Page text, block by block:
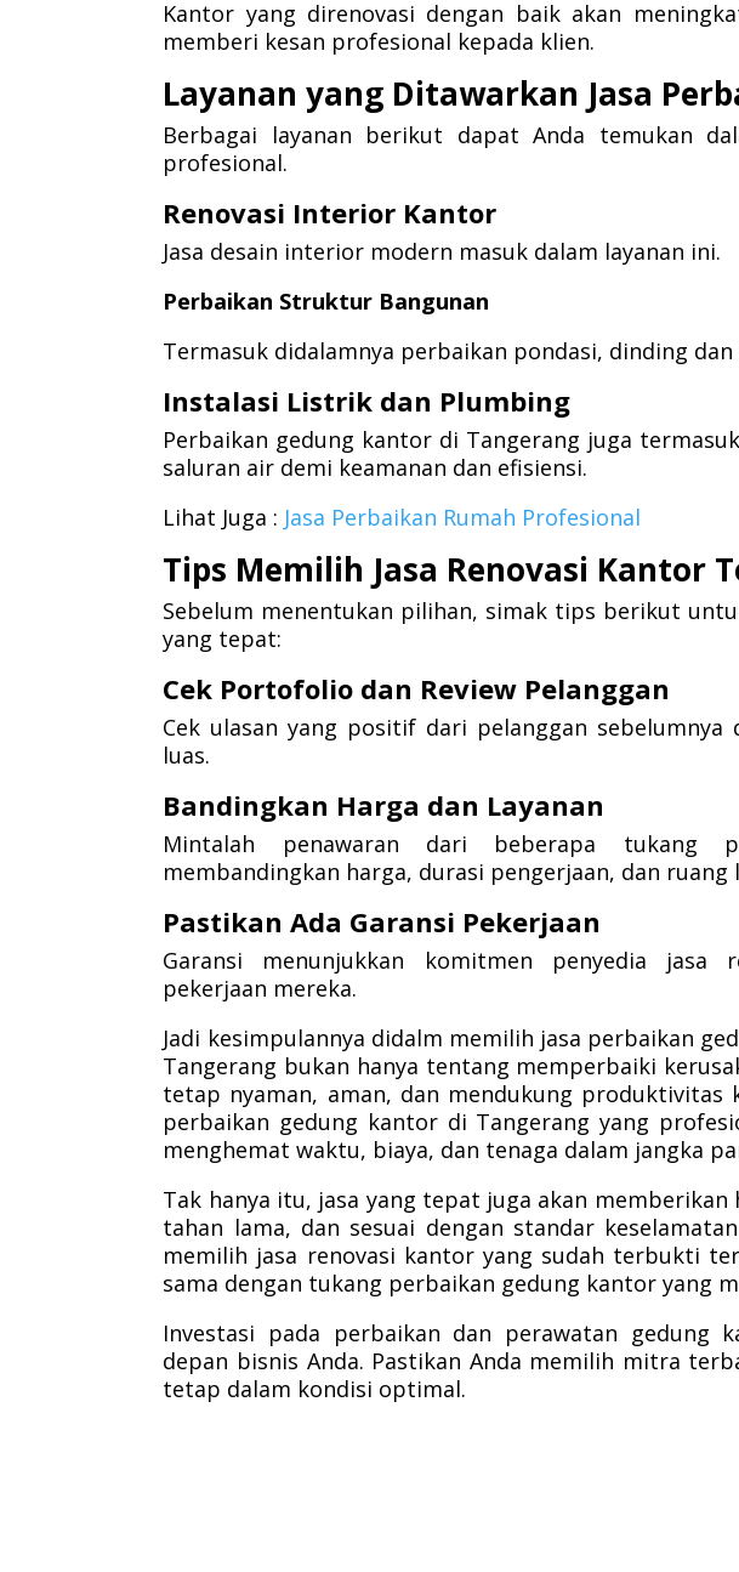
Kantor yang direnovasi dengan baik akan
memberi kesan profesional kepada klien.
Layanan yang Ditawarkan Jasa
Berbagai layanan berikut dapat Anda temukan
profesional.
Renovasi Interior Kantor
Jasa desain interior modern masuk dalam layanan ini.
Perbaikan Struktur Bangunan
Termasuk didalamnya perbaikan pondasi, dinding
Instalasi Listrik dan Plumbing
Perbaikan gedung kantor di Tangerang juga
saluran air demi keamanan dan efisiensi.
Lihat Juga : Jasa Perbaikan Rumah Profesional
Tips Memilih Jasa Renovasi Kantor
Sebelum menentukan pilihan, simak tips berikut
yang tepat:
Cek Portofolio dan Review Pelanggan
Cek ulasan yang positif dari pelanggan
luas.
Bandingkan Harga dan Layanan
Mintalah penawaran dari beberapa tukang
membandingkan harga, durasi pengerjaan, dan ruang
Pastikan Ada Garansi Pekerjaan
Garansi menunjukkan komitmen penyedia jasa
pekerjaan mereka.
Jadi kesimpulannya didalm memilih jasa perbaikan
Tangerang bukan hanya tentang memperbaiki
tetap nyaman, aman, dan mendukung produktivitas
perbaikan gedung kantor di Tangerang yang
menghemat waktu, biaya, dan tenaga dalam jangka
Tak hanya itu, jasa yang tepat juga akan
tahan lama, dan sesuai dengan standar
memilih jasa renovasi kantor yang sudah terbukti
sama dengan tukang perbaikan gedung kantor yang
Investasi pada perbaikan dan perawatan gedung
depan bisnis Anda. Pastikan Anda memilih mitra
tetap dalam kondisi optimal.